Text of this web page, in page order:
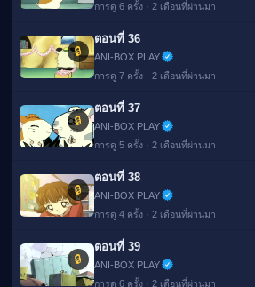
การดู 6 ครั้ง · 2 เดือนที่ผ่านมา
🔒
ตอนที่ 36
ANI-BOX PLAY
การดู 7 ครั้ง · 2 เดือนที่ผ่านมา
🔒
ตอนที่ 37
ANI-BOX PLAY
การดู 5 ครั้ง · 2 เดือนที่ผ่านมา
🔒
ตอนที่ 38
ANI-BOX PLAY
การดู 4 ครั้ง · 2 เดือนที่ผ่านมา
🔒
ตอนที่ 39
ANI-BOX PLAY
การดู 6 ครั้ง · 2 เดือนที่ผ่านมา